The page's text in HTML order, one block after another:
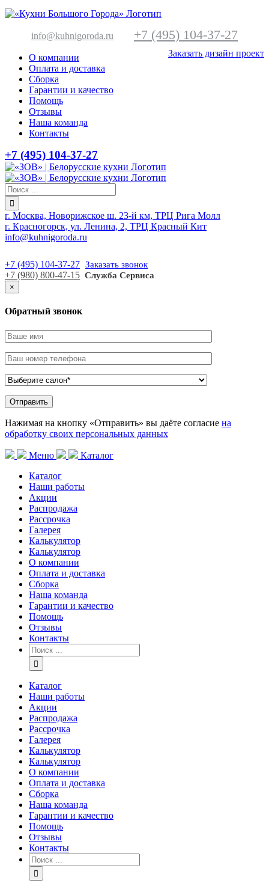
info@kuhnigoroda.ru +7 (495) 104-37-27
Заказать дизайн проект
О компании
Оплата и доставка
Сборка
Гарантии и качество
Помощь
Отзывы
Наша команда
Контакты
+7 (495) 104-37-27
г. Москва, Новорижское ш. 23-й км, ТРЦ Рига Молл
г. Красногорск, ул. Ленина, 2, ТРЦ Красный Кит
info@kuhnigoroda.ru
+7 (495) 104-37-27 Заказать звонок
+7 (980) 800-47-15 Служба Сервиса
×
Обратный звонок
Нажимая на кнопку «Отправить» вы даёте согласие на
обработку своих персональных данных
Меню
Каталог
Каталог
Наши работы
Акции
Распродажа
Рассрочка
Галерея
Калькулятор
Калькулятор
О компании
Оплата и доставка
Сборка
Наша команда
Гарантии и качество
Помощь
Отзывы
Контакты
Каталог
Наши работы
Акции
Распродажа
Рассрочка
Галерея
Калькулятор
Калькулятор
О компании
Оплата и доставка
Сборка
Наша команда
Гарантии и качество
Помощь
Отзывы
Контакты